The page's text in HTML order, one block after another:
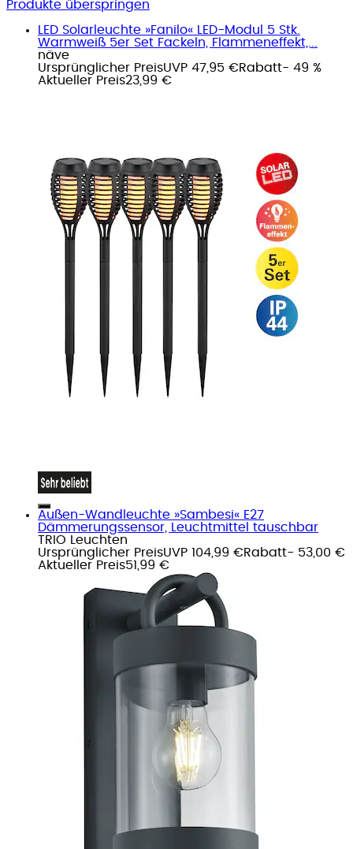
Produkte überspringen
LED Solarleuchte »Fanilo« LED-Modul 5 Stk.
Warmweiß 5er Set Fackeln, Flammeneffekt,...
näve
Ursprünglicher PreisUVP 47,95 €Rabatt- 49 %
Aktueller Preis23,99 €
Außen-Wandleuchte »Sambesi« E27
Dämmerungssensor, Leuchtmittel tauschbar
TRIO Leuchten
Ursprünglicher PreisUVP 104,99 €Rabatt- 53,00 €
Aktueller Preis51,99 €